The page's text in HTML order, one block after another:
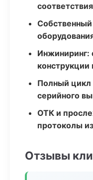
Инжиниринг:
конструкции
Полный цикл
серийного
ОТК и
протоколы
Отзывы